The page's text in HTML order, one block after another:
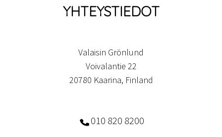
YHTEYSTIEDOT
Valaisin Grönlund
Voivalantie 22
20780 Kaarina, Finland
010 820 8200